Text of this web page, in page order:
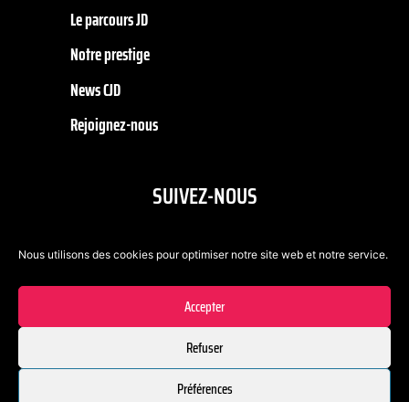
Nous utilisons des cookies pour optimiser notre site web et notre service.
Accepter
Refuser
Préférences
Le parcours JD
Notre prestige
News CJD
Rejoignez-nous
SUIVEZ-NOUS